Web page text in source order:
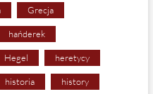
Grecja
hańderek
Hegel heretycy
historia history